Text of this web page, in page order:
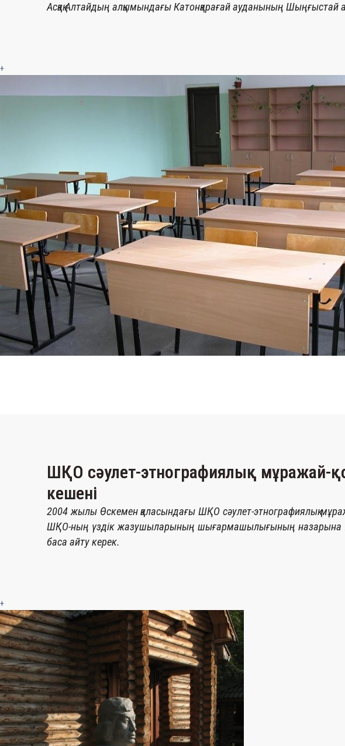
Асқақ Алтайдың алқымындағы Катонқарағай ауданының Шыңғыстай
+
ШҚО сәулет-этнографиялық мұражай-
кешені
2004 жылы Өскемен қаласындағы ШҚО сәулет-этнографиялық
ШҚО-ның үздік жазушыларының шығармашылығының назарына
баса айту керек.
+